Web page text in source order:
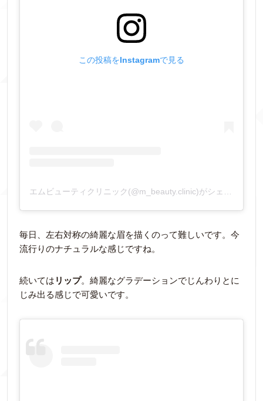
この投稿をInstagramで見る
毎日、左右対称の綺麗な眉を描くのって難しいです。今
流行りのナチュラルな感じですね。
続いては リップ。綺麗なグラデーションでじんわりとに
じみ出る感じで可愛いです。